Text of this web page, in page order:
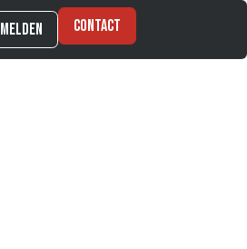
Contact